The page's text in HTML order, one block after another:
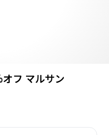
フ マルサン